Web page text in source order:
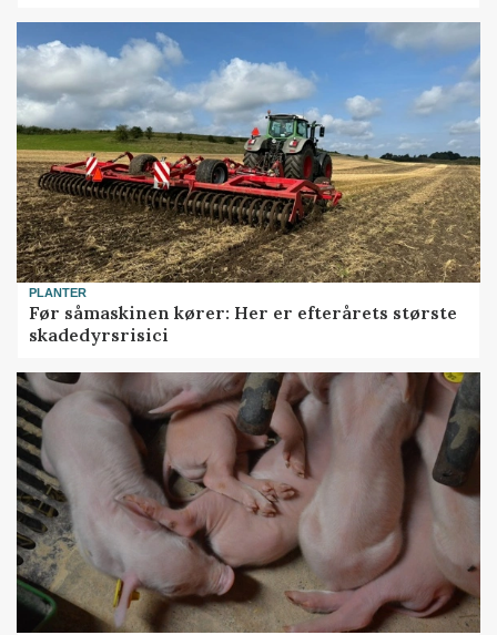
PLANTER
Før såmaskinen kører: Her er efterårets største
skadedyrsrisici